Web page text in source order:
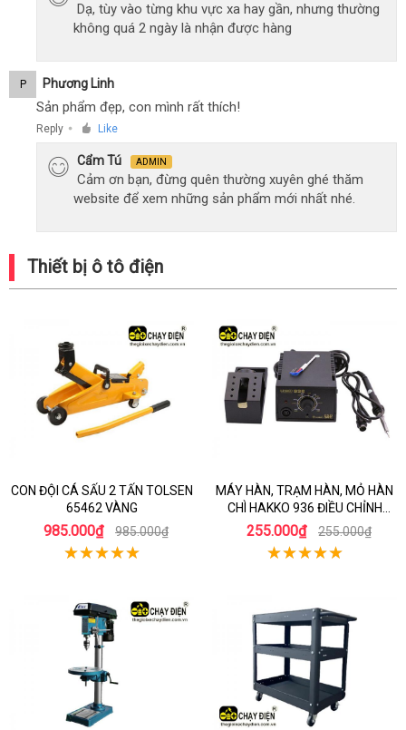
Dạ, tùy vào từng khu vực xa hay gần, nhưng thường
không quá 2 ngày là nhận được hàng
P Phương Linh
Sản phẩm đẹp, con mình rất thích!
Reply ● Like
Cẩm Tú ADMIN
Cảm ơn bạn, đừng quên thường xuyên ghé thăm
website để xem những sản phẩm mới nhất nhé.
Thiết bị ô tô điện
CON ĐỘI CÁ SẤU 2 TẤN TOLSEN
65462 VÀNG
985.000₫ 985.000₫
MÁY HÀN, TRẠM HÀN, MỎ HÀN
CHÌ HAKKO 936 ĐIỀU CHỈNH
NHIỆT ĐỘ
255.000₫ 255.000₫